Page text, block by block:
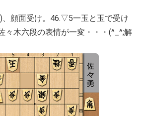
、顔面受け。46.▽5一玉と玉で受け
々木六段の表情が一変・・・(^_^;解